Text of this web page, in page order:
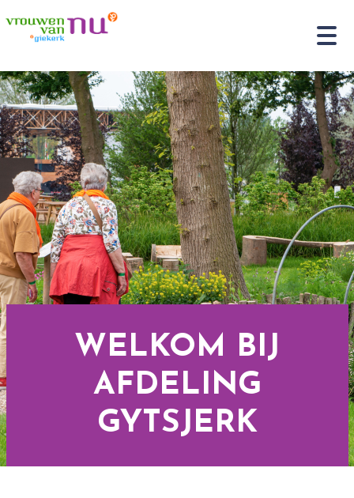
WELKOM BIJ
AFDELING
GYTSJERK